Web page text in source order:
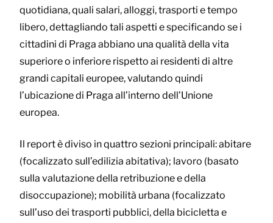
quotidiana, quali salari, alloggi, trasporti e tempo
libero, dettagliando tali aspetti e specificando se i
cittadini di Praga abbiano una qualità della vita
superiore o inferiore rispetto ai residenti di altre
grandi capitali europee, valutando quindi
l’ubicazione di Praga all’interno dell’Unione
europea.
Il report è diviso in quattro sezioni principali: abitare
(focalizzato sull’edilizia abitativa); lavoro (basato
sulla valutazione della retribuzione e della
disoccupazione); mobilità urbana (focalizzato
sull’uso dei trasporti pubblici, della bicicletta e